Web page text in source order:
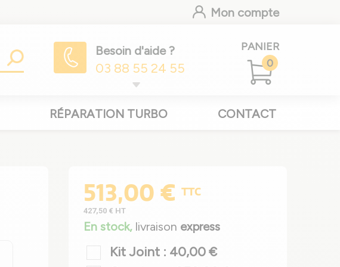
Mon compte
Besoin d'aide ?
03 88 55 24 55
PANIER
0
RÉPARATION TURBO CONTACT
513,00 € TTC
427,50 € HT
En stock, livraison express
Kit Joint : 40,00 €